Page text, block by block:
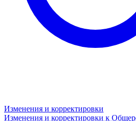
Изменения и корректировки
Изменения и корректировки к